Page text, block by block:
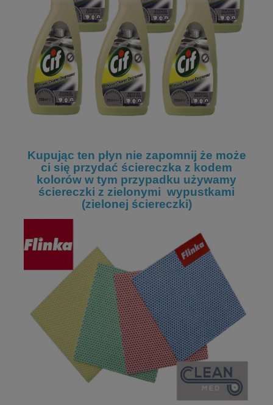
Kupując ten płyn nie zapomnij że może
ci się przydać ściereczka z kodem
kolorów w tym przypadku używamy
ściereczki z zielonymi wypustkami
(zielonej ściereczki)